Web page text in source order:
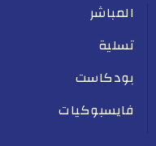
المباشر
تسلية
بودكاست
فايسبوكيات